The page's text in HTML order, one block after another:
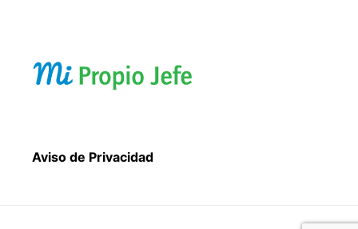
Aviso de Privacidad